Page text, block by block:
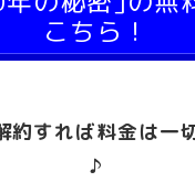
こちら！
約すれば料金は一
♪